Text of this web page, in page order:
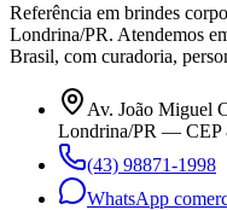
Referência em brindes
Londrina/PR. Atendemos
Brasil, com curadoria,
Av. João Miguel
Londrina/PR — CEP
(43) 98871-1998
WhatsApp